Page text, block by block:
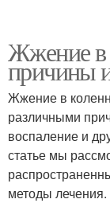
Жжение в
причины
Жжение в
различными
воспаление и
статье мы
методы лечения.